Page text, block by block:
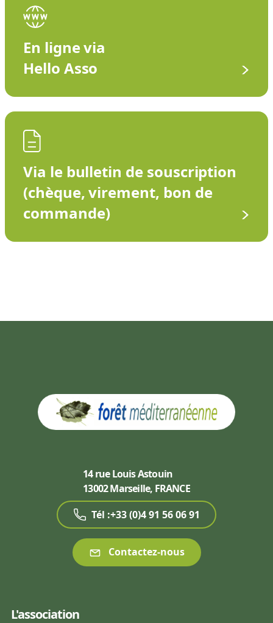
En ligne via
Hello Asso
Via le bulletin de souscription
(chèque, virement, bon de
commande)
14 rue Louis Astouin
13002 Marseille, FRANCE
Tél :+33 (0)4 91 56 06 91
Contactez-nous
L'association